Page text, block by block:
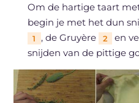
Om de hartige taart
begin je met het dun
1 , de Gruyère 2
en
snijden van de pittige